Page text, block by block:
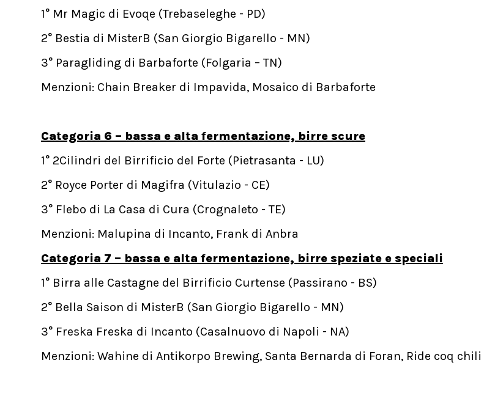
1° Mr Magic di Evoqe (Trebaseleghe - PD)
2° Bestia di MisterB (San Giorgio Bigarello - MN)
3° Paragliding di Barbaforte (Folgaria – TN)
Menzioni: Chain Breaker di Impavida, Mosaico di Barbaforte
Categoria 6 – bassa e alta fermentazione, birre scure
1° 2Cilindri del Birrificio del Forte (Pietrasanta - LU)
2° Royce Porter di Magifra (Vitulazio - CE)
3° Flebo di La Casa di Cura (Crognaleto - TE)
Menzioni: Malupina di Incanto, Frank di Anbra
Categoria 7 – bassa e alta fermentazione, birre speziate e speciali
1° Birra alle Castagne del Birrificio Curtense (Passirano - BS)
2° Bella Saison di MisterB (San Giorgio Bigarello - MN)
3° Freska Freska di Incanto (Casalnuovo di Napoli - NA)
Menzioni: Wahine di Antikorpo Brewing, Santa Bernarda di Foran, Ride coq